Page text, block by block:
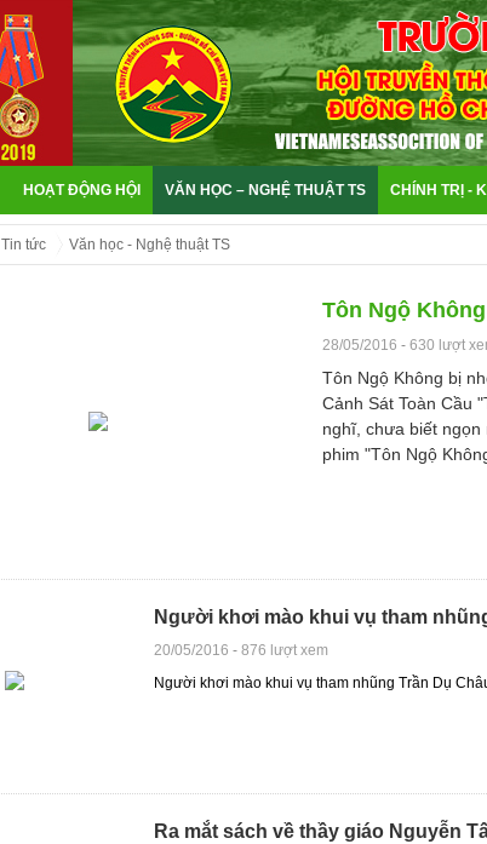
HOẠT ĐỘNG HỘI VĂN HỌC – NGHỆ THUẬT TS CHÍNH TRỊ -
Tin tức Văn học - Nghệ thuật TS
Tôn Ngộ
28/05/2016 - 630 lượt
Tôn Ngộ Không bị
Cảnh Sát Toàn Cầu
nghĩ, chưa biết ngọn
phim "Tôn Ngộ
Người khơi mào khui vụ tham
20/05/2016 - 876 lượt xem
Người khơi mào khui vụ tham nhũng Trần Dụ
Ra mắt sách về thầy giáo Nguyễn